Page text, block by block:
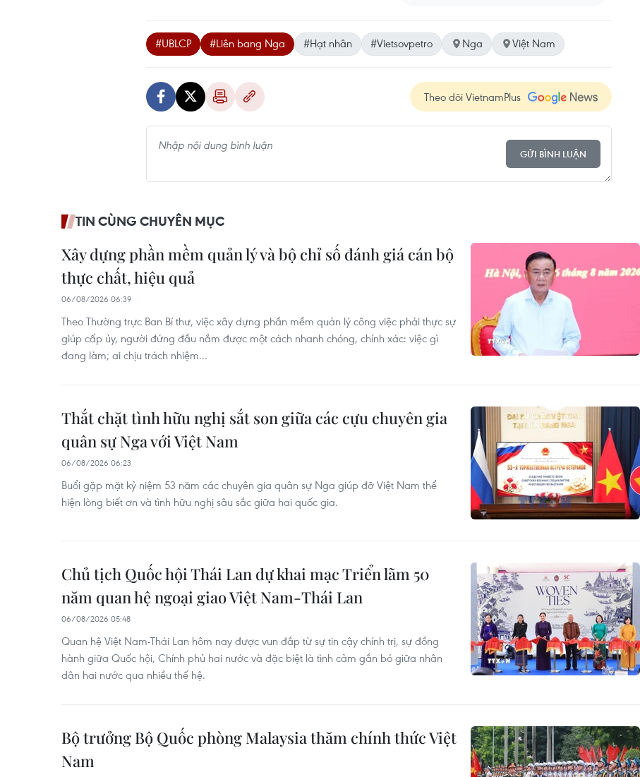
#UBLCP #Liên bang Nga #Hạt nhân #Vietsovpetro Nga Việt Nam
Theo dõi VietnamPlus
GỬI BÌNH LUẬN
TIN CÙNG CHUYÊN MỤC
Xây dựng phần mềm quản lý và bộ chỉ số đánh giá cán bộ
thực chất, hiệu quả
06/08/2026 06:39
Theo Thường trực Ban Bí thư, việc xây dựng phần mềm quản lý công việc phải thực sự
giúp cấp ủy, người đứng đầu nắm được một cách nhanh chóng, chính xác: việc gì
đang làm; ai chịu trách nhiệm...
Thắt chặt tình hữu nghị sắt son giữa các cựu chuyên gia
quân sự Nga với Việt Nam
06/08/2026 06:23
Buổi gặp mặt kỷ niệm 53 năm các chuyên gia quân sự Nga giúp đỡ Việt Nam thể
hiện lòng biết ơn và tình hữu nghị sâu sắc giữa hai quốc gia.
Chủ tịch Quốc hội Thái Lan dự khai mạc Triển lãm 50
năm quan hệ ngoại giao Việt Nam-Thái Lan
06/08/2026 05:48
Quan hệ Việt Nam-Thái Lan hôm nay được vun đắp từ sự tin cậy chính trị, sự đồng
hành giữa Quốc hội, Chính phủ hai nước và đặc biệt là tình cảm gắn bó giữa nhân
dân hai nước qua nhiều thế hệ.
Bộ trưởng Bộ Quốc phòng Malaysia thăm chính thức Việt
Nam